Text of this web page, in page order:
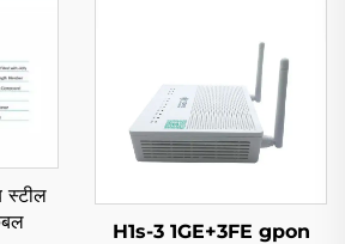
स्टील
H1s-3 1GE+3FE gpon